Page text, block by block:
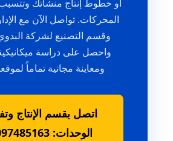
أو خطوط إنتاج منشأتك
المحركات. تواصل الآن مع
وقسم التصنيع لشركة البدوي
واحصل على دراسة
ومعاينة مجانية تماماً
اتصل بقسم الإنتاج
الوحدات: 01097485163